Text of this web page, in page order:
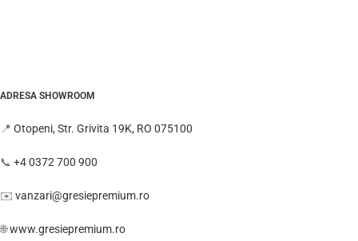
ADRESA SHOWROOM
📍 Otopeni, Str. Grivita 19K, RO 075100
📞 +4 0372 700 900
✉️ vanzari@gresiepremium.ro
🌐www.gresiepremium.ro